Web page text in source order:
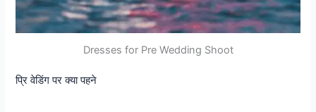
Dresses for Pre Wedding Shoot
प्रि वेडिंग पर क्या पहने